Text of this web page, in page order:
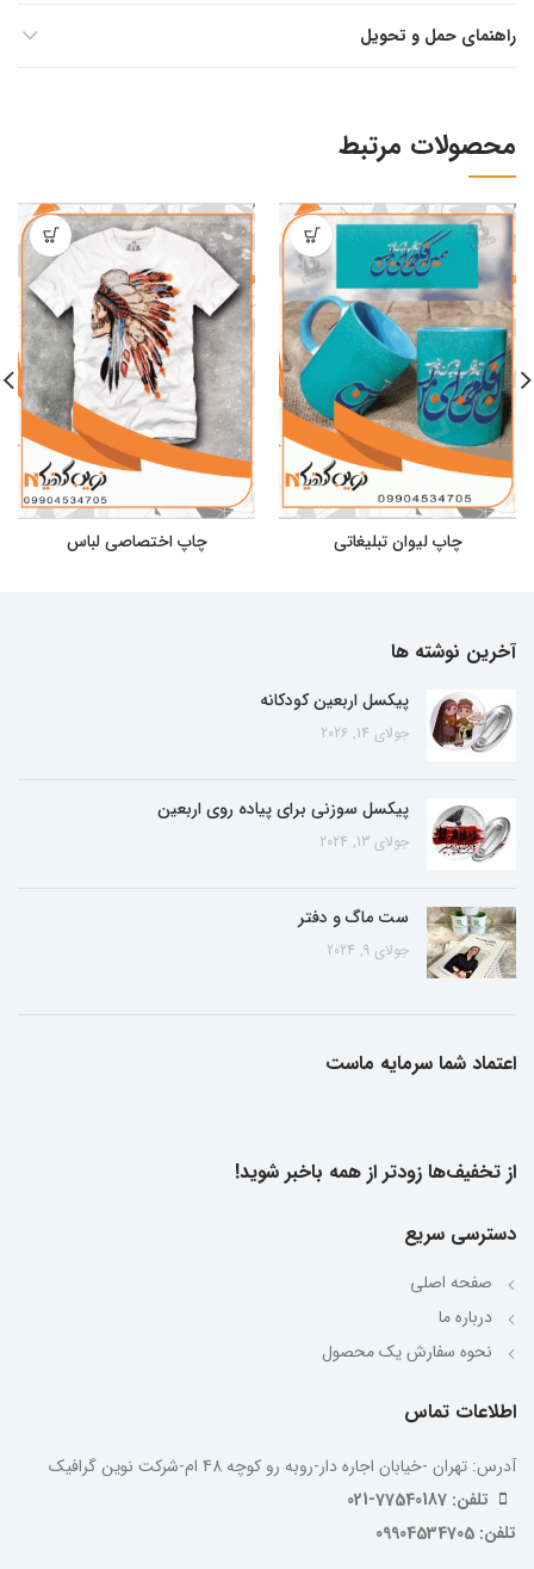
راهنمای حمل و تحویل
محصولات مرتبط
چاپ لیوان تبلیغاتی چاپ اختصاصی لباس
آخرین نوشته ها
پیکسل اربعین کودکانه
جولای 14, 2026
پیکسل سوزنی برای پیاده روی اربعین
جولای 13, 2024
ست ماگ و دفتر
جولای 9, 2024
اعتماد شما سرمایه ماست
از تخفیف‌ها زودتر از همه باخبر شوید!
دسترسی سریع
صفحه اصلی
درباره ما
نحوه سفارش یک محصول
اطلاعات تماس
آدرس: تهران -خیابان اجاره دار-روبه رو کوچه 48 ام-شرکت نوین گرافیک
تلفن: 77540187-021
تلفن: 09904534705